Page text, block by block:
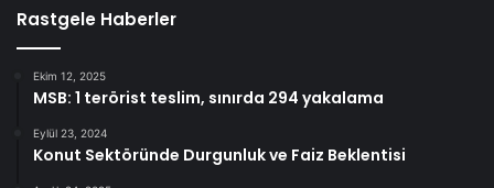
Rastgele Haberler
Ekim 12, 2025
MSB: 1 terörist teslim, sınırda 294 yakalama
Eylül 23, 2024
Konut Sektöründe Durgunluk ve Faiz Beklentisi